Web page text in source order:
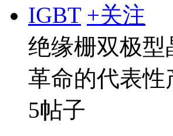
IGBT +关注
绝缘栅双极
革命的代表性
5帖子